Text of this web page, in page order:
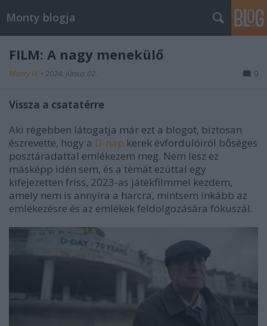
Monty blogja
FILM: A nagy menekülő
Monty H. • 2024. június 02. 0
Vissza a csatatérre
Aki régebben látogatja már ezt a blogot, biztosan
észrevette, hogy a D-nap kerek évfordulóiról bőséges
posztáradattal emlékezem meg. Nem lesz ez
másképp idén sem, és a témát ezúttal egy
kifejezetten friss, 2023-as játékfilmmel kezdem,
amely nem is annyira a harcra, mintsem inkább az
emlékezésre és az emlékek feldolgozására fókuszál.